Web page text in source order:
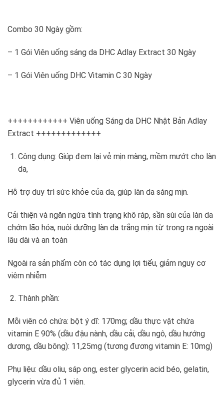
Combo 30 Ngày gồm:
– 1 Gói Viên uống sáng da DHC Adlay Extract 30 Ngày
– 1 Gói Viên uống DHC Vitamin C 30 Ngày
++++++++++++ Viên uống Sáng da DHC Nhật Bản Adlay
Extract +++++++++++++
Công dụng: Giúp đem lại vẻ mịn màng, mềm mướt cho làn
da,
Hỗ trợ duy trì sức khỏe của da, giúp làn da sáng mịn.
Cải thiện và ngăn ngừa tình trạng khô ráp, sần sùi của làn da
chớm lão hóa, nuôi dưỡng làn da trắng mịn từ trong ra ngoài
lâu dài và an toàn
Ngoài ra sản phẩm còn có tác dụng lợi tiểu, giảm nguy cơ
viêm nhiễm
Thành phần:
Mỗi viên có chứa: bột ý dĩ: 170mg; dầu thực vật chứa
vitamin E 90% (dầu đậu nành, dầu cải, dầu ngô, dầu hướng
dương, dầu bông): 11,25mg (tương đương vitamin E: 10mg)
Phụ liệu: dầu oliu, sáp ong, ester glycerin acid béo, gelatin,
glycerin vừa đủ 1 viên.